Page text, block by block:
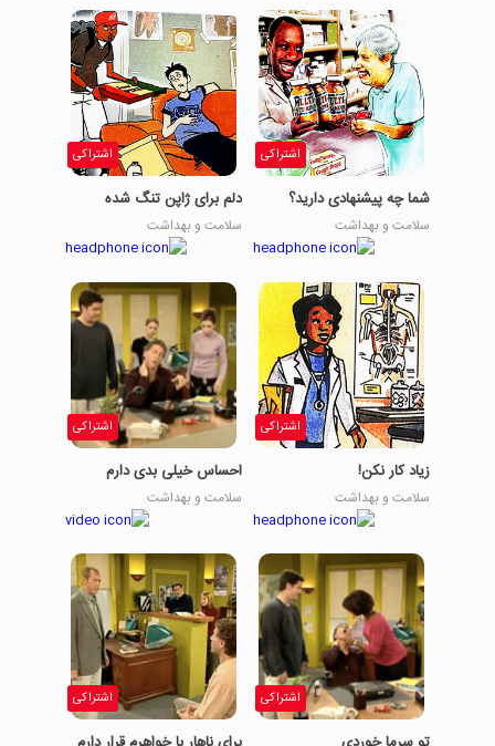
اشتراکی
شما چه پیشنهادی دارید؟
سلامت و بهداشت
اشتراکی
دلم برای ژاپن تنگ شده
سلامت و بهداشت
اشتراکی
زیاد کار نکن!
سلامت و بهداشت
اشتراکی
احساس خیلی بدی دارم
سلامت و بهداشت
اشتراکی اشتراکی